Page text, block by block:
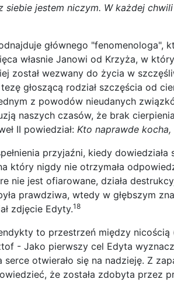
siebie jestem niczym. W każdej
głównego "fenomenologa",
własnie Janowi od Krzyża, w
został wezwany do życia w
głoszącą rodział szczęścia od
z powodów nieudanych
naszych czasów, że brak
II powiedział: Kto naprawde
przyjaźni, kiedy dowiedziała
który nigdy nie otrzymała
nie jest ofiarowane, działa
prawdziwa, wtedy w głębszym
zdjęcie Edyty.18
to przestrzeń między
- Jako pierwszy cel Edyta
otwierało się na nadzieję. Z
że została zdobyta przez